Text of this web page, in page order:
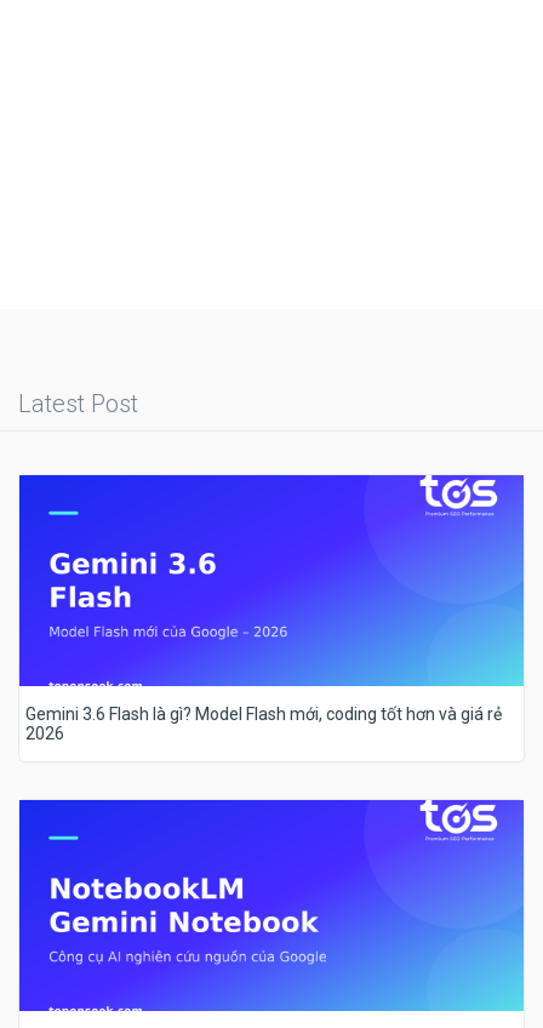
Latest Post
Gemini 3.6 Flash là gì? Model Flash mới, coding tốt hơn và giá rẻ
2026